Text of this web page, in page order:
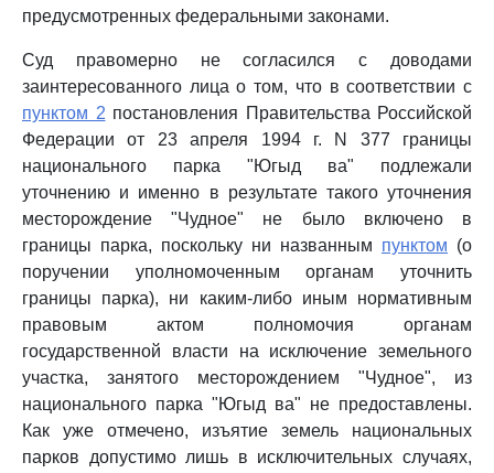
предусмотренных федеральными законами.
Суд правомерно не согласился с доводами
заинтересованного лица о том, что в соответствии с
пунктом 2 постановления Правительства Российской
Федерации от 23 апреля 1994 г. N 377 границы
национального парка "Югыд ва" подлежали
уточнению и именно в результате такого уточнения
месторождение "Чудное" не было включено в
границы парка, поскольку ни названным пунктом (о
поручении уполномоченным органам уточнить
границы парка), ни каким-либо иным нормативным
правовым актом полномочия органам
государственной власти на исключение земельного
участка, занятого месторождением "Чудное", из
национального парка "Югыд ва" не предоставлены.
Как уже отмечено, изъятие земель национальных
парков допустимо лишь в исключительных случаях,